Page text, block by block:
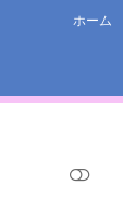
ホーム